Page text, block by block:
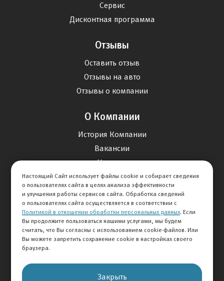
Сервис
Дисконтная программа
Отзывы
Оставить отзыв
Отзывы на авто
Отзывы о компании
О Компании
История Компании
Вакансии
Новости
Карта сайта
Контакты
+7 495 292-60-60
Настоящий Сайт использует файлы cookie и собирает сведения
о пользователях сайта в целях анализа эффективности
и улучшения работы сервисов сайта. Обработка сведений
о пользователях сайта осуществляется в соответствии с
Политикой в отношении обработки персональных данных. Если
Вы продолжите пользоваться нашими услугами, мы будем
считать, что Вы согласны с использованием cookie-файлов. Или
Вы можете запретить сохранение cookie в настройках своего
браузера.
Закрыть